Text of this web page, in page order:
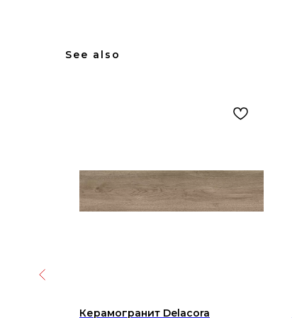
See also
Керамогранит Delacora